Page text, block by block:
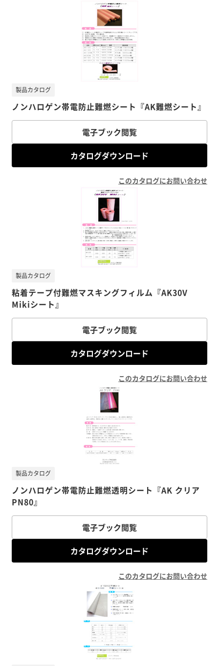
ノンハロゲン帯電防止難燃シート『AK難燃シート』
製品カタログ
電子ブック閲覧
カタログダウンロード
このカタログにお問い合わせ
粘着テープ付難燃マスキングフィルム『AK30V
Mikiシート』
製品カタログ
電子ブック閲覧
カタログダウンロード
このカタログにお問い合わせ
ノンハロゲン帯電防止難燃透明シート『AK クリア
PN80』
製品カタログ
電子ブック閲覧
カタログダウンロード
このカタログにお問い合わせ